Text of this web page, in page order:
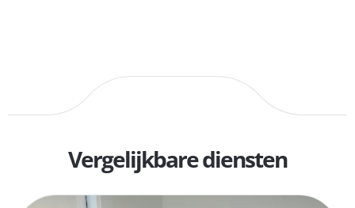
Vergelijkbare diensten